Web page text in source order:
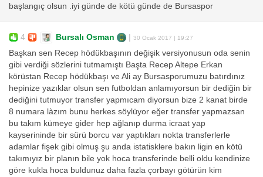
başlangıç olsun .iyi günde de kötü günde de Bursaspor
4 Bursalı Osman 30 Ocak 2017 | 19:27
Başkan sen Recep hödükbaşının değişik versiyonusun oda senin
gibi verdiği sözlerini tutmamıştı Başta Recep Altepe Erkan
körüstan Recep hödükbaşı ve Ali ay Bursasporumuzu batırdınız
hepinize yazıklar olsun sen futboldan anlamıyorsun bir dediğin bir
dediğini tutmuyor transfer yapmıcam diyorsun bize 2 kanat birde
8 numara làzım bunu herkes söylüyor eğer transfer yapmazsan
bu takım kümeye gider hep ağlanıp durma icraat yap
kayserininde bir sürü borcu var yaptıkları nokta transferlerle
adamlar fişek gibi olmuş şu anda istatisklere bakın ligin en kötü
takımıyız bir planın bile yok hoca transferinde belli oldu kendinize
göre kukla hoca buldunuz daha fazla çorbayı götürün kim